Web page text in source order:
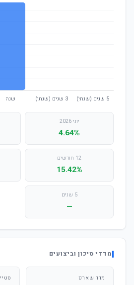
יוני 2026
4.64%
12 חודשים
15.42%
5 שנים
—
מדדי סיכון וביצועים
מדד שארפ